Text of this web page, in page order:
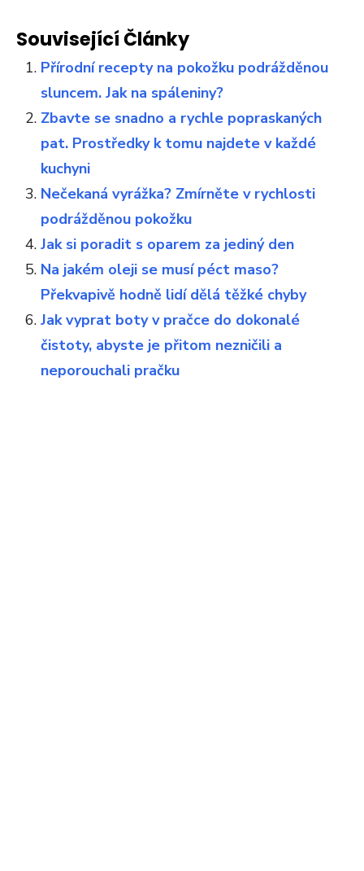
Související Články
Přírodní recepty na pokožku podrážděnou
sluncem. Jak na spáleniny?
Zbavte se snadno a rychle popraskaných
pat. Prostředky k tomu najdete v každé
kuchyni
Nečekaná vyrážka? Zmírněte v rychlosti
podrážděnou pokožku
Jak si poradit s oparem za jediný den
Na jakém oleji se musí péct maso?
Překvapivě hodně lidí dělá těžké chyby
Jak vyprat boty v pračce do dokonalé
čistoty, abyste je přitom nezničili a
neporouchali pračku